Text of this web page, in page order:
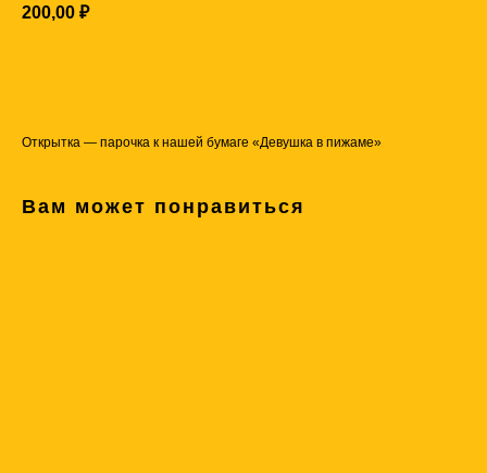
200,00 ₽
Открытка — парочка к нашей бумаге «Девушка в пижаме»
Вам может понравиться